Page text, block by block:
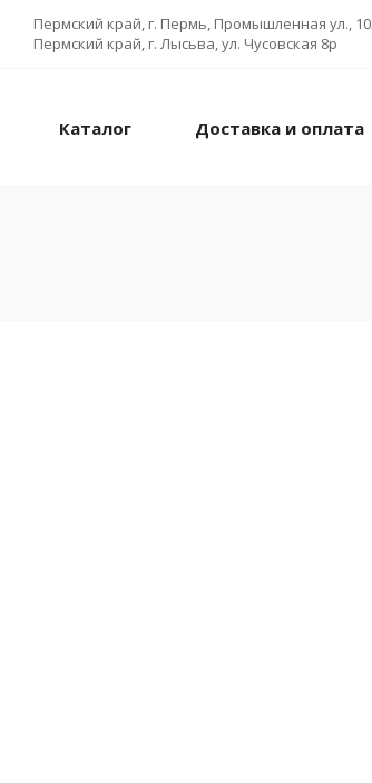
Пермский край, г. Пермь, Промышленная ул.,
Пермский край, г. Лысьва, ул. Чусовская 8р
Каталог Доставка и оплата